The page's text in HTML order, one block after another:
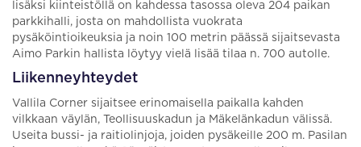
lisäksi kiinteistöllä on kahdessa tasossa oleva 204 paikan
parkkihalli, josta on mahdollista vuokrata
pysäköintioikeuksia ja noin 100 metrin päässä sijaitsevasta
Aimo Parkin hallista löytyy vielä lisää tilaa n. 700 autolle.
Liikenneyhteydet
Vallila Corner sijaitsee erinomaisella paikalla kahden
vilkkaan väylän, Teollisuuskadun ja Mäkelänkadun välissä.
Useita bussi- ja raitiolinjoja, joiden pysäkeille 200 m. Pasilan